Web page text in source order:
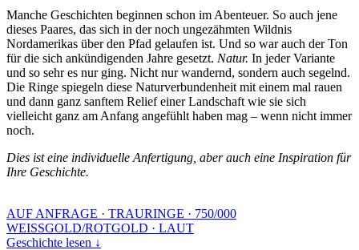
Manche Geschichten beginnen schon im Abenteuer. So auch jene
dieses Paares, das sich in der noch ungezähmten Wildnis
Nordamerikas über den Pfad gelaufen ist. Und so war auch der Ton
für die sich ankündigenden Jahre gesetzt. Natur. In jeder Variante
und so sehr es nur ging. Nicht nur wandernd, sondern auch segelnd.
Die Ringe spiegeln diese Naturverbundenheit mit einem mal rauen
und dann ganz sanftem Relief einer Landschaft wie sie sich
vielleicht ganz am Anfang angefühlt haben mag – wenn nicht immer
noch.
Dies ist eine individuelle Anfertigung, aber auch eine Inspiration für
Ihre Geschichte.
AUF ANFRAGE · TRAURINGE · 750/000
WEISSGOLD/ROTGOLD · LAUT
Geschichte lesen ↓